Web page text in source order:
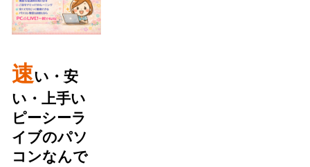
速い・安
い・上手い
ピーシーラ
イブのパソ
コンなんで